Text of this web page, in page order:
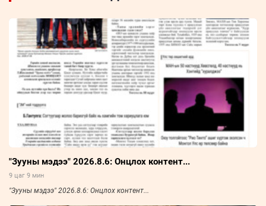
"Зууны мэдээ" 2026.8.6: Онцлох контент...
9 цаг 9 мин
"Зууны мэдээ" 2026.8.6: Онцлох контент...